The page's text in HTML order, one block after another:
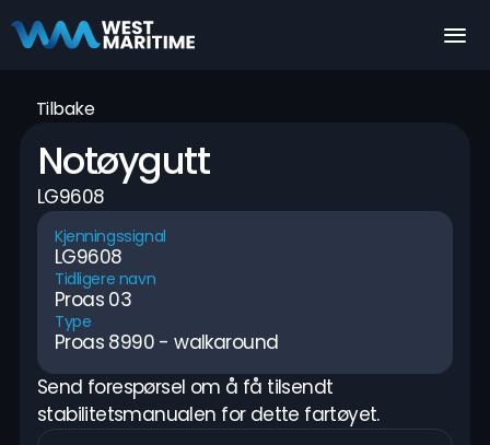
Tilbake
Notøygutt
LG9608
Kjenningssignal
LG9608
Tidligere navn
Proas 03
Type
Proas 8990 - walkaround
Send forespørsel om å få tilsendt
stabilitetsmanualen for dette fartøyet.